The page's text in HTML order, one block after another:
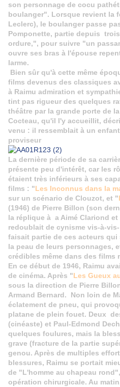
son personnage de cocu
boulanger". Lorsque revient la
Leclerc), le boulanger passe
Pomponette, partie depuis
ordure,", pour suivre "un
ouvre ses bras à l'épouse
larme.
Bien sûr qu'à cette même
films devenus des classiques
à Raimu admiration et
tint pas rigueur des quelques
théâtre par la grande porte de
Cocteau, qu'il l'y accueillit,
venu : il ressemblait à un
proviseur
La dernière période de sa
présente peu d'intérêt, car les
étaient très inférieurs à ses
films : "Les Inconnus dans la
sur un scénario de Clouzot, et "
(1946) de Pierre Billon (son
la réplique à a Aimé Clariond
redoublait de cynisme vis-à-
faisait partie de ces acteurs
la peau de leurs personnages,
crédibles même dans des films
En ce début de 1946, Raimu
de cinéma. Après "Les Gueux
sous la direction de Pierre
Armand Bernard. Non loin de
éclatement de pneu, qui
platane de plein fouet. Deux
(cinéaste) et Paul-Edmond
quelques foulures, mais la
grave (fracture de la partie
genou. Après de multiples
blessures, Raimu se portait
de "L'homme au chapeau
opération chirurgicale. Au